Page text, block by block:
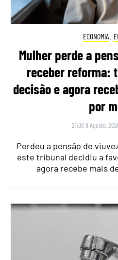
ECONOMIA ,
Mulher perde a
receber reforma:
decisão e agora
por
21:00 8 Agosto,
Perdeu a pensão de
este tribunal decidiu a
agora recebe mais